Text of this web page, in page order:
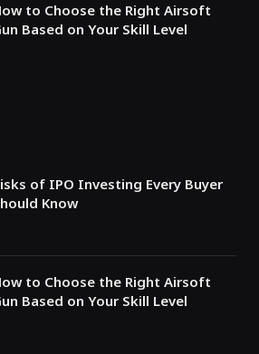
to Choose the Right Airsoft
Based on Your Skill Level
of IPO Investing Every Buyer
Know
to Choose the Right Airsoft
Based on Your Skill Level